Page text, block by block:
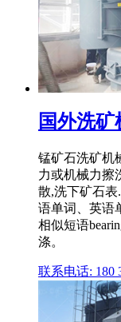
国外洗矿
锰矿石洗矿机
力或机械力擦
散,洗下矿石
语单词、英语
相似短语
涤。
联系电话: 180